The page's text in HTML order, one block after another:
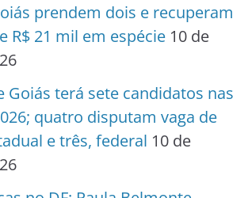
prendem dois e recuperam
R$ 21 mil em espécie 10 de
Goiás terá sete candidatos nas
quatro disputam vaga de
e três, federal 10 de